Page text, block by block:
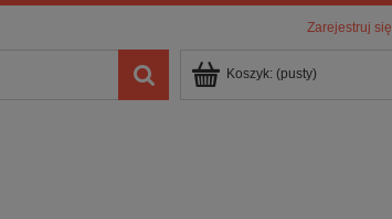
Zarejestruj się
Koszyk: (pusty)